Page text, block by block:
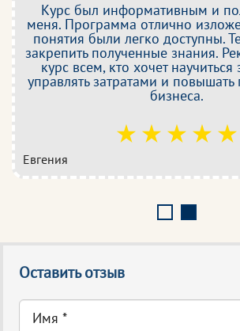
Курс был информативным и
меня. Программа отлично
понятия были легко доступны.
закрепить полученные знания.
курс всем, кто хочет
управлять затратами и
бизнеса.
Евгения
Оставить отзыв